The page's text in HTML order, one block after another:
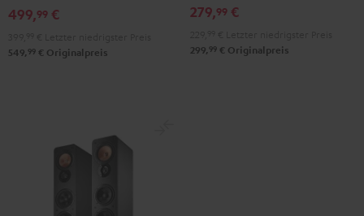
BlackWhite
499,99 €
549, 99 € Originalpreis
279,99 €
299, 99 € Originalpreis